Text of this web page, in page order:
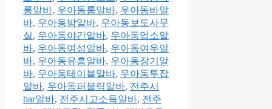
롱알바, 우아동룸알바, 우아동바알
바, 우아동밤알바, 우아동보도사무
실, 우아동야간알바, 우아동업소알
바, 우아동여성알바, 우아동여우알
바, 우아동유흥알바, 우아동장기알
바, 우아동테이블알바, 우아동투잡
알바, 우아동퍼블릭알바, 전주시
bar알바, 전주시고소득알바, 전주